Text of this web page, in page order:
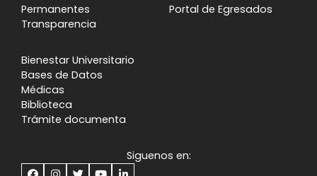
Permanentes
Transparencia
Portal de Egresados
Bienestar Universitario
Bases de Datos
Médicas
Biblioteca
Trámite documenta
Siguenos en: